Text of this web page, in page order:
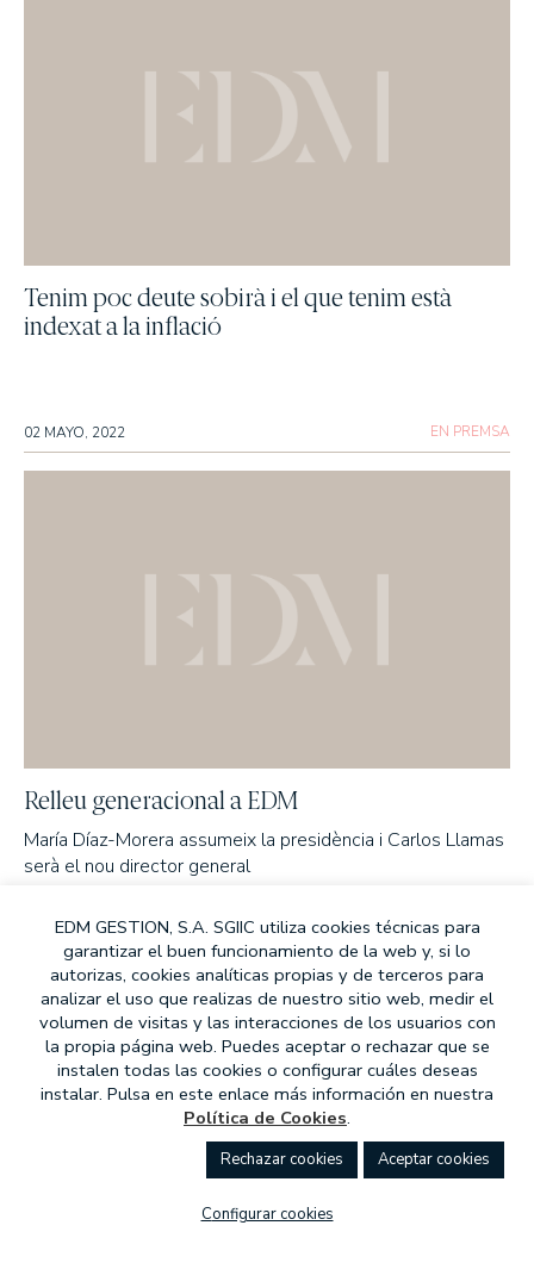
Tenim poc deute sobirà i el que tenim està
indexat a la inflació
02 MAYO, 2022 EN PREMSA
Relleu generacional a EDM
María Díaz-Morera assumeix la presidència i Carlos Llamas
serà el nou director general
02 SEPTIEMBRE, 2021 EN PREMSA
EDM GESTION, S.A. SGIIC utiliza cookies técnicas para
garantizar el buen funcionamiento de la web y, si lo
autorizas, cookies analíticas propias y de terceros para
analizar el uso que realizas de nuestro sitio web, medir el
volumen de visitas y las interacciones de los usuarios con
la propia página web. Puedes aceptar o rechazar que se
instalen todas las cookies o configurar cuáles deseas
instalar. Pulsa en este enlace más información en nuestra
Política de Cookies.
aceptar cookies
rechazar cookies
configurar cookies